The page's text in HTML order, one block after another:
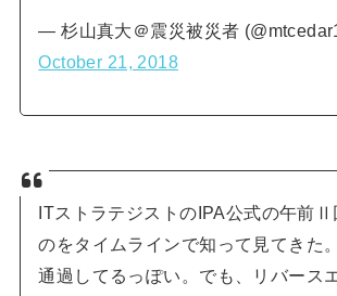
— 杉山真大＠震災被災者
October 21, 2018
ITストラテジストのIPA公式の午前Ⅱ
のをタイムラインで知って見てきた
通過してるっぽい。でも、リバース